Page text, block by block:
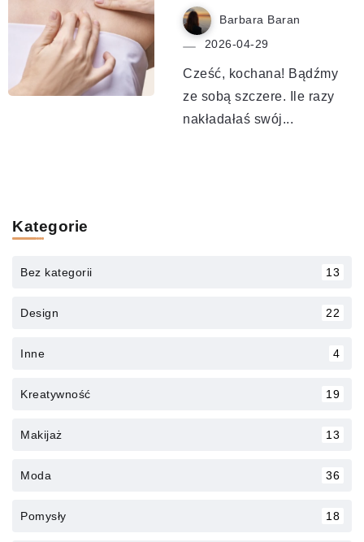
Barbara Baran
2026-04-29
Cześć, kochana! Bądźmy
ze sobą szczere. Ile razy
nakładałaś swój...
Kategorie
Bez kategorii 13
Design 22
Inne 4
Kreatywność 19
Makijaż 13
Moda 36
Pomysły 18